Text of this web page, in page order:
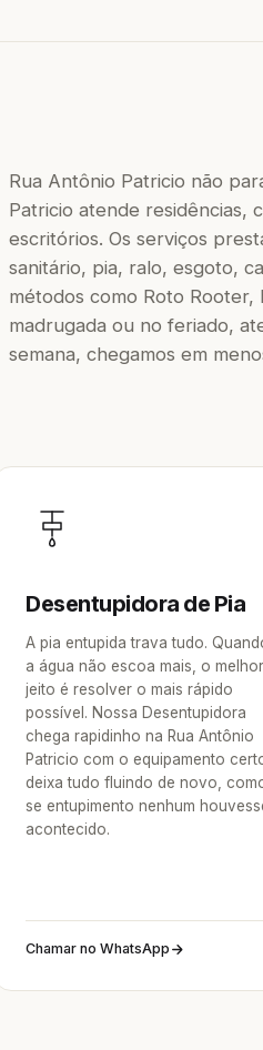
Rua Antônio Patricio não
Patricio atende residências,
escritórios. Os serviços
sanitário, pia, ralo, esgoto,
métodos como Roto
madrugada ou no feriado,
semana, chegamos em
Desentupidora de Pia
A pia entupida trava tudo.
a água não escoa mais, o melhor
jeito é resolver o mais rápido
possível. Nossa Desentupidora
chega rapidinho na Rua Antônio
Patricio com o equipamento
deixa tudo fluindo de novo,
se entupimento nenhum
acontecido.
Chamar no WhatsApp